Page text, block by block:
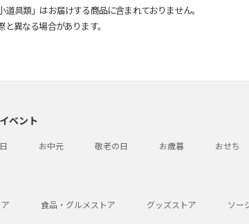
具類」はお届けする商品に含まれておりません。
異なる場合があります。
ベント
お中元 敬老の日 お歳暮 おせち
食品・グルメストア グッズストア ソー